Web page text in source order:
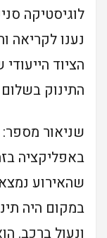
לוגיסטיקה
נענו לקריאה
הציוד
התינוק
שניאור
באפליקציה
שהאירוע
במקום היה
ונעול ברכב.